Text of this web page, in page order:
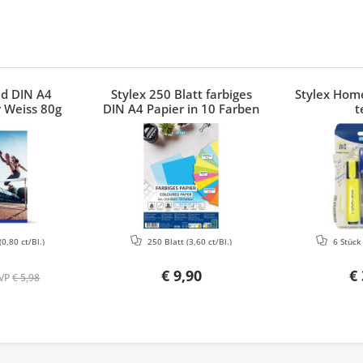
DIN A4
80g
€ 5,98
(0,80 ct/Bl.)
Stylex 250 Blatt farbiges
DIN A4 Papier in 10 Farben
€ 9,90
250 Blatt(3,60 ct/Bl.)
Stylex
€
6